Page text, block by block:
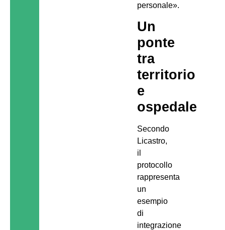
personale».
Un
ponte
tra
territorio
e
ospedale
Secondo
Licastro,
il
protocollo
rappresenta
un
esempio
di
integrazione